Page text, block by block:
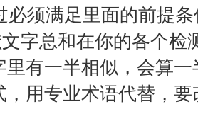
必须满足里面的前提
字总和在你的各个检
里有一半相似，会算
，用专业术语代替，